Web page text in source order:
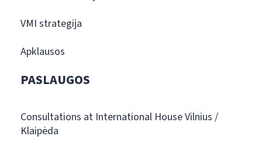
VMI strategija
Apklausos
PASLAUGOS
Consultations at International House Vilnius /
Klaipėda